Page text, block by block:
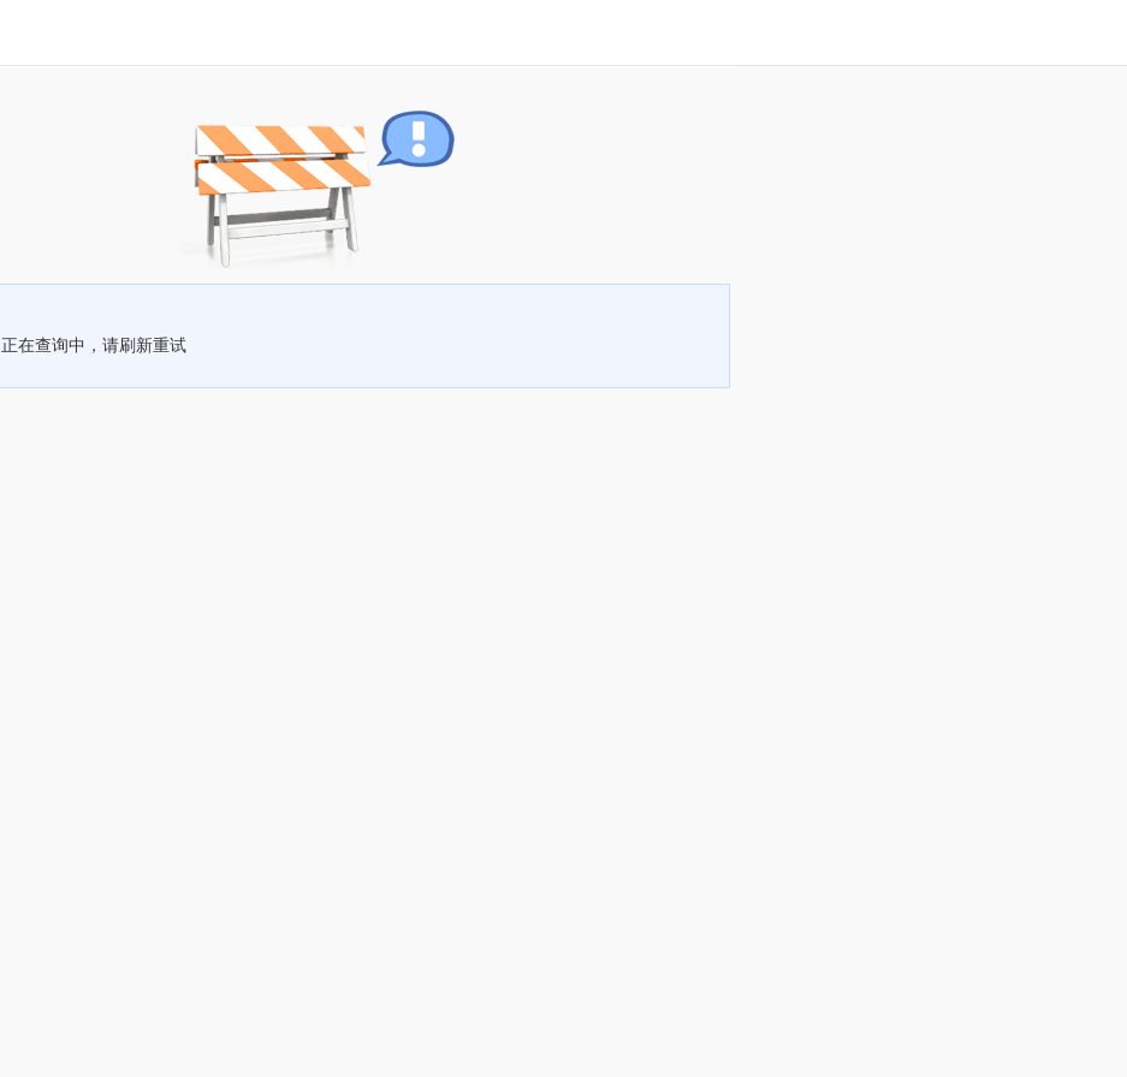
正在查询中，请刷新重试